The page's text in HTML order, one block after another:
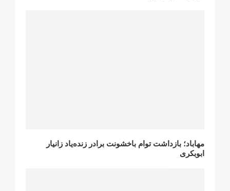
مهاباد؛ بازداشت توام باخشونت برادر زندەیاد زانیار
ابوبکری